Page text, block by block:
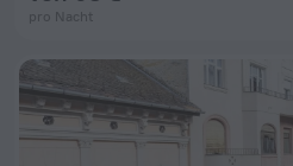
pro Nacht